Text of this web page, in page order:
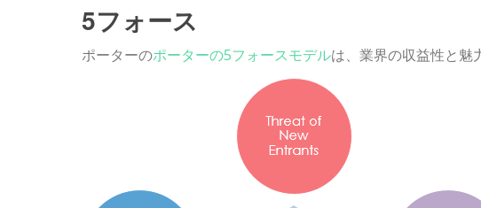
5フォース
ポーターのポーターの5フォースモデルは、業界の収益性と魅